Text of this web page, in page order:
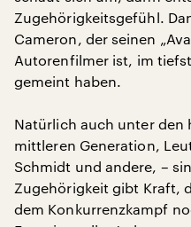
Zugehörigkeitsgefühl.
Cameron, der seinen
Autorenfilmer ist, im
gemeint haben.
Natürlich auch unter den
mittleren Generation,
Schmidt und andere, –
Zugehörigkeit gibt Kraft,
dem Konkurrenzkampf